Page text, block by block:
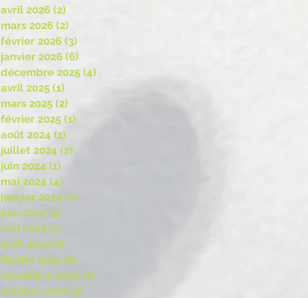
avril 2026 (2)
mars 2026 (2)
février 2026 (3)
janvier 2026 (6)
décembre 2025 (4)
avril 2025 (1)
mars 2025 (2)
février 2025 (1)
août 2024 (1)
juillet 2024 (2)
juin 2024 (1)
mai 2024 (4)
janvier 2024 (1)
juin 2023 (3)
mai 2023 (1)
avril 2023 (1)
février 2023 (2)
novembre 2022 (1)
octobre 2022 (5)